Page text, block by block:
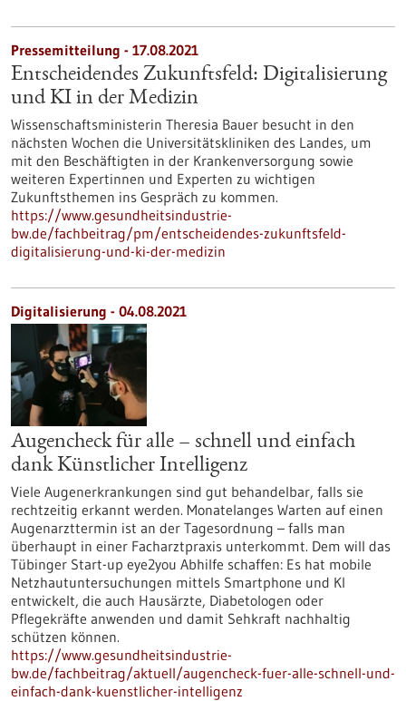
Pressemitteilung - 17.08.2021
Entscheidendes Zukunftsfeld: Digitalisierung
und KI in der Medizin
Wissenschaftsministerin Theresia Bauer besucht in den
nächsten Wochen die Universitätskliniken des Landes, um
mit den Beschäftigten in der Kranken­ver­sorgung sowie
weiteren Expertinnen und Experten zu wichtigen
Zukunftsthemen ins Gespräch zu kommen.
https://www.gesundheitsindustrie-
bw.de/fachbeitrag/pm/entscheidendes-zukunftsfeld-
digitalisierung-und-ki-der-medizin
Digitalisierung - 04.08.2021
Augencheck für alle – schnell und einfach
dank Künstlicher Intelligenz
Viele Augenerkrankungen sind gut behandelbar, falls sie
rechtzeitig erkannt werden. Monatelanges Warten auf einen
Augenarzttermin ist an der Tagesordnung – falls man
überhaupt in einer Facharztpraxis unterkommt. Dem will das
Tübinger Start-up eye2you Abhilfe schaffen: Es hat mobile
Netzhautuntersuchungen mittels Smartphone und KI
entwickelt, die auch Hausärzte, Diabetologen oder
Pflegekräfte anwenden und damit Sehkraft nachhaltig
schützen können.
https://www.gesundheitsindustrie-
bw.de/fachbeitrag/aktuell/augencheck-fuer-alle-schnell-und-
einfach-dank-kuenstlicher-intelligenz